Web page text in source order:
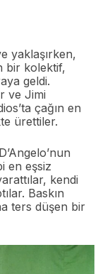
yaklaşırken,
bir kolektif,
geldi.
ve Jimi
çağın en
ürettiler.
en eşsiz
kendi
Baskın
ters düşen bir